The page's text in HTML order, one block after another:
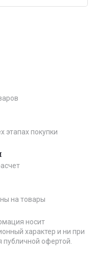
этапах покупки
на товары
носит
характер и ни при
публичной офертой.